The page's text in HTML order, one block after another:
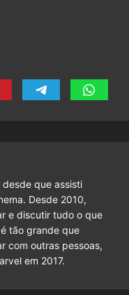
que assisti
Desde 2010,
e discutir tudo o que
tão grande que
com outras pessoas,
em 2017.